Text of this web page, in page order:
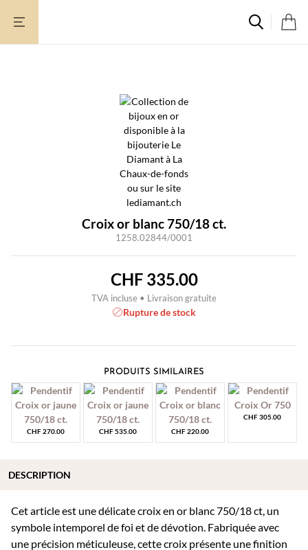
Croix or blanc 750/18 ct.
1258.02844/0001
CHF335.00
TVA incluse • Livraison gratuite
Rupture de stock
PRODUITS SIMILAIRES
CHF270.00 CHF535.00 CHF220.00
CHF305.00
Cet article est une délicate croix en or blanc 750/18 ct, un
symbole intemporel de foi et de dévotion. Fabriquée avec
une précision méticuleuse, cette croix présente une finition
DESCRIPTION